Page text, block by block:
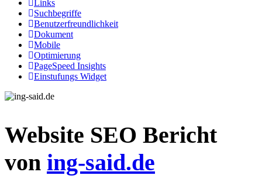
Links
Suchbegriffe
Benutzerfreundlichkeit
Dokument
Mobile
Optimierung
PageSpeed Insights
Einstufungs Widget
Website SEO Bericht
von ing-said.de